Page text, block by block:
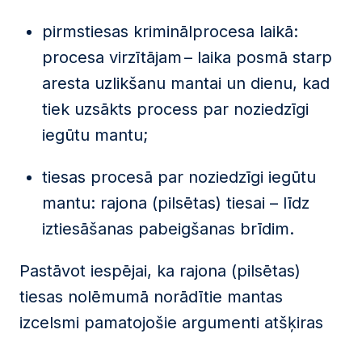
pirmstiesas kriminālprocesa laikā:
procesa virzītājam – laika posmā starp
aresta uzlikšanu mantai un dienu, kad
tiek uzsākts process par noziedzīgi
iegūtu mantu;
tiesas procesā par noziedzīgi iegūtu
mantu: rajona (pilsētas) tiesai – līdz
iztiesāšanas pabeigšanas brīdim.
Pastāvot iespējai, ka rajona (pilsētas)
tiesas nolēmumā norādītie mantas
izcelsmi pamatojošie argumenti atšķiras